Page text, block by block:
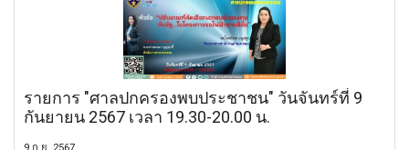
รายการ "ศาลปกครองพบประชาชน" วันจันทร์ที่ 9
กันยายน 2567 เวลา 19.30-20.00 น.